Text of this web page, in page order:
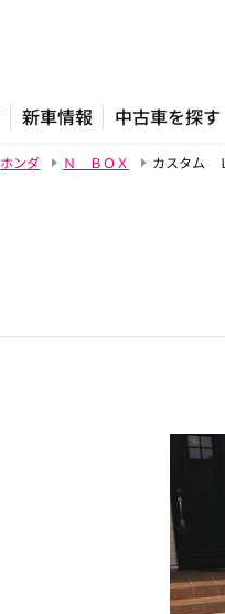
新車情報 中古車を探す
ホンダ Ｎ ＢＯＸ カスタム Ｌ